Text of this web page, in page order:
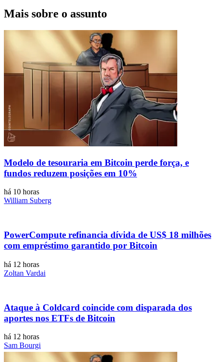
Mais sobre o assunto
Modelo de tesouraria em Bitcoin perde força, e
fundos reduzem posições em 10%
há 10 horas
William Suberg
PowerCompute refinancia dívida de US$ 18 milhões
com empréstimo garantido por Bitcoin
há 12 horas
Zoltan Vardai
Ataque à Coldcard coincide com disparada dos
aportes nos ETFs de Bitcoin
há 12 horas
Sam Bourgi